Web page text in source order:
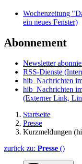
Wochenzeitung
ein neues Fenster)
Abonnement
Newsletter
RSS-Dienste
hib_Nachrichten
hib_Nachrichten
(Externer Link,
Startseite
Presse
Kurzmeldungen
zurück zu: Presse ()